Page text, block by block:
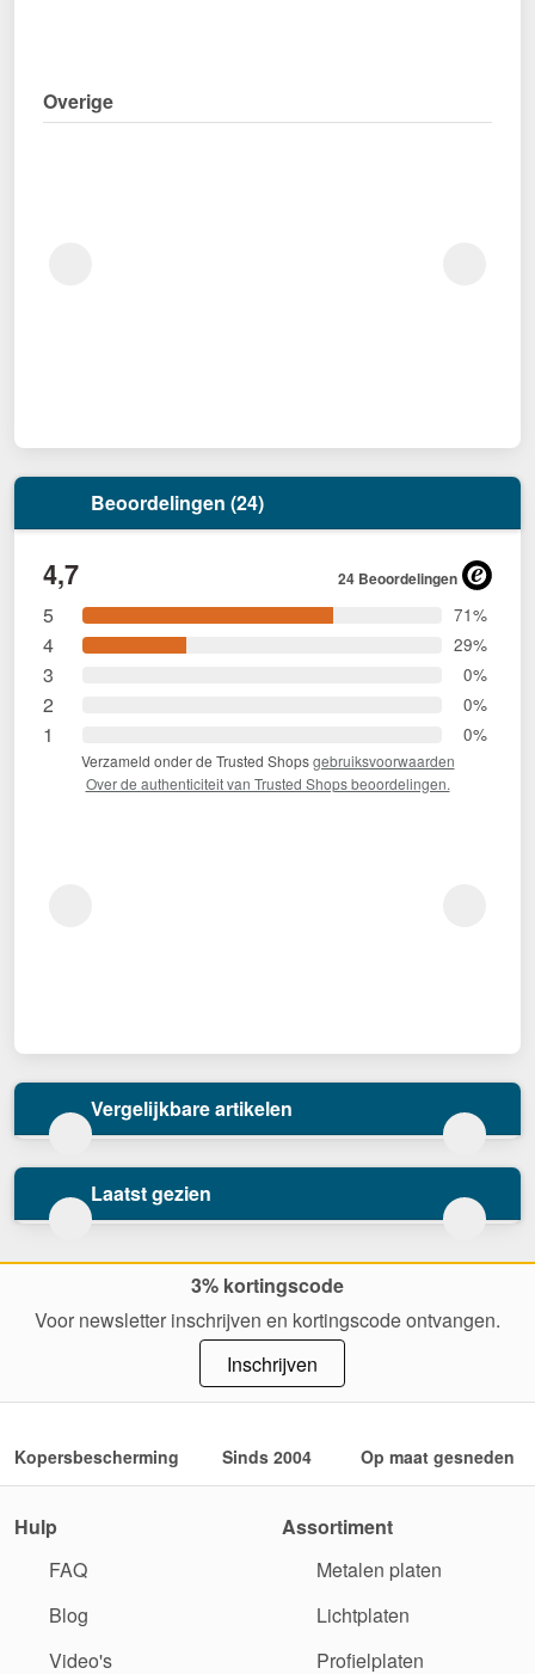
Overige
Beoordelingen (24)
4,7 24 Beoordelingen
5 71%
4 29%
3 0%
2 0%
1 0%
Verzameld onder de Trusted Shopsgebruiksvoorwaarden
Over de authenticiteit van Trusted Shops beoordelingen.
Vergelijkbare artikelen
Laatst gezien
3% kortingscode
Voor newsletter inschrijven en kortingscode ontvangen.
Inschrijven
Kopersbescherming Sinds 2004 Op maat gesneden
Hulp
FAQ
Blog
Video's
Assortiment
Metalen platen
Lichtplaten
Profielplaten